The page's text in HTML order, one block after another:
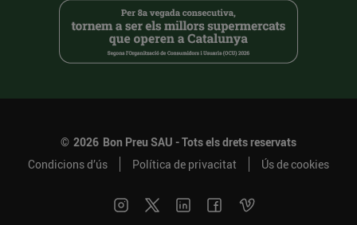
© 2026 Bon Preu SAU - Tots els drets reservats
Condicions d’ús
Política de privacitat Ús de cookies